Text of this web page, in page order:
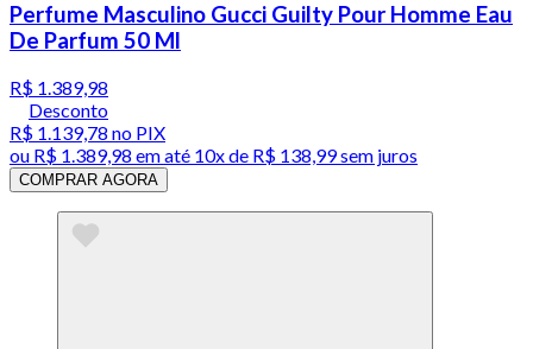
Perfume Masculino Gucci Guilty Pour Homme Eau
De Parfum 50 Ml
R$ 1.389,98
Desconto
R$ 1.139,78 no PIX
ou R$ 1.389,98 em até 10x de R$ 138,99 sem juros
COMPRAR AGORA